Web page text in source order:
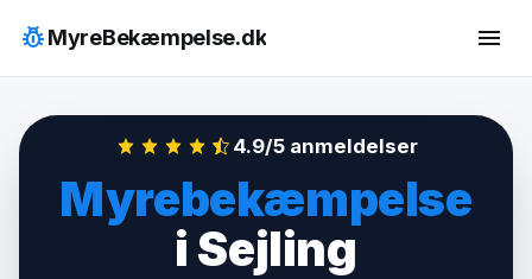
indhold
pest_controlMyreBekæmpelse.dk menu
4.9/5 anmeldelser
Myrebekæmpelse
i Sejling